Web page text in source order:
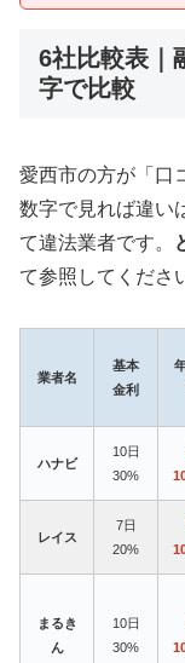
6社比較表｜
字で比較
愛西市の方が「口
数字で見れば違い
て違法業者です。
て参照してくださ
業者名
基本
金利
ハナビ
10日
30%
レイス
7日
20%
まるき
ん
10日
30%